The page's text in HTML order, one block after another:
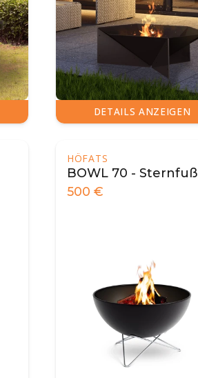
DETAILS ANZEIGEN
HÖFATS
BOWL 70 - Sternfuß
500 €